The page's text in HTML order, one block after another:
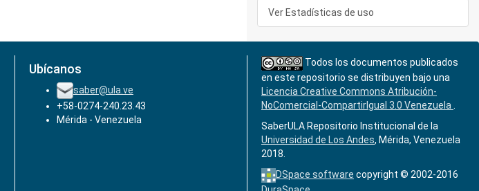
Ver Estadísticas de uso
Ubícanos
saber@ula.ve
+58-0274-240.23.43
Mérida - Venezuela
Todos los documentos publicados
en este repositorio se distribuyen bajo una
Licencia Creative Commons Atribución-
NoComercial-CompartirIgual 3.0 Venezuela
SaberULA Repositorio Institucional de la
Universidad de Los Andes, Mérida, Venezuela
2018.
DSpace software copyright © 2002-2016